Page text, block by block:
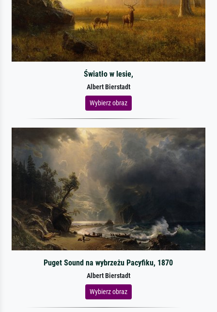
Światło w lesie,
Albert Bierstadt
Wybierz obraz
Puget Sound na wybrzeżu Pacyfiku, 1870
Albert Bierstadt
Wybierz obraz